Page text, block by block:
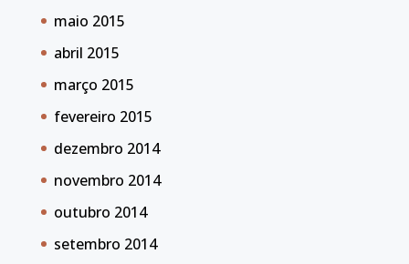
maio 2015
abril 2015
março 2015
fevereiro 2015
dezembro 2014
novembro 2014
outubro 2014
setembro 2014